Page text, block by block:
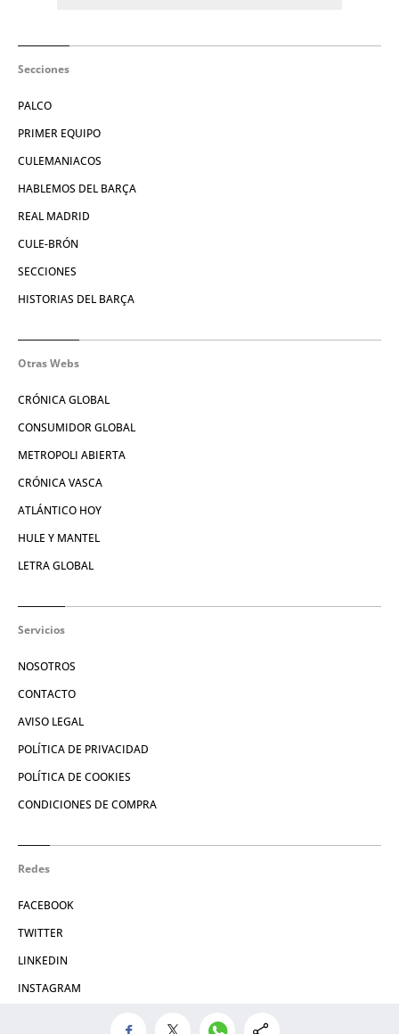
Secciones
PALCO
PRIMER EQUIPO
CULEMANIACOS
HABLEMOS DEL BARÇA
REAL MADRID
CULE-BRÓN
SECCIONES
HISTORIAS DEL BARÇA
Otras Webs
CRÓNICA GLOBAL
CONSUMIDOR GLOBAL
METROPOLI ABIERTA
CRÓNICA VASCA
ATLÁNTICO HOY
HULE Y MANTEL
LETRA GLOBAL
Servicios
NOSOTROS
CONTACTO
AVISO LEGAL
POLÍTICA DE PRIVACIDAD
POLÍTICA DE COOKIES
CONDICIONES DE COMPRA
Redes
FACEBOOK
TWITTER
LINKEDIN
INSTAGRAM